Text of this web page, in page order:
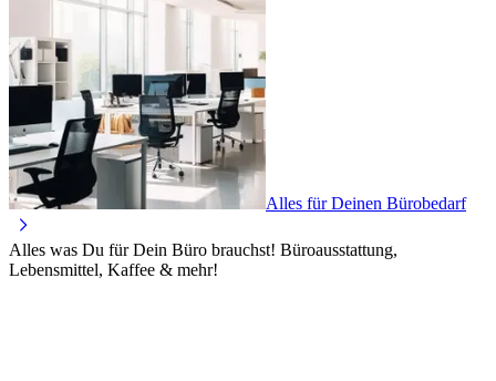
Alles für Deinen Bürobedarf
Alles was Du für Dein Büro brauchst! Büroausstattung,
Lebensmittel, Kaffee & mehr!